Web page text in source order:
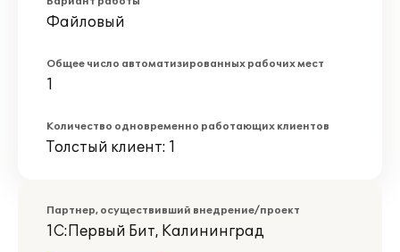
Файловый
Общее число автоматизированных рабочих мест
1
Количество одновременно работающих клиентов
Толстый клиент: 1
Партнер, осуществивший внедрение/проект
1С:Первый Бит, Калининград